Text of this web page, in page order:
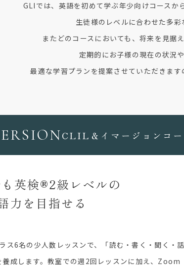
GLIでは、英語を初めて学ぶ年少向けコース
生徒様のレベルに合わせた多彩
またどのコースにおいても、将来を見据
定期的にお子様の現在の状況
最適な学習プランを提案させていただきます
CLIL＆イマージョンコー
英検®2級レベルの
力を目指せる
ス6名の少人数レッスンで、「読む・書く・聞く・話
成します。教室での週2回レッスンに加え、Zoom